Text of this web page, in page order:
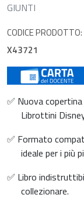
GIUNTI
CODICE PRODOTTO:
X43721
✅ Nuova
Librottini
✅ Formato
ideale per i più
✅ Libro
collezionare.